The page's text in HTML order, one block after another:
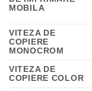
MOBILA
VITEZA DE
COPIERE
MONOCROM
VITEZA DE
COPIERE COLOR